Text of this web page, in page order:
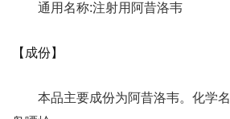
通用名称:注射用阿昔洛韦
【成份】
本品主要成份为阿昔洛韦。化学